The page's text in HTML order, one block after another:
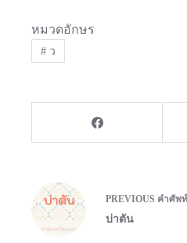
หมวดอักษร
#ว
PREVIOUS คำศัพท์
บ่าตัน